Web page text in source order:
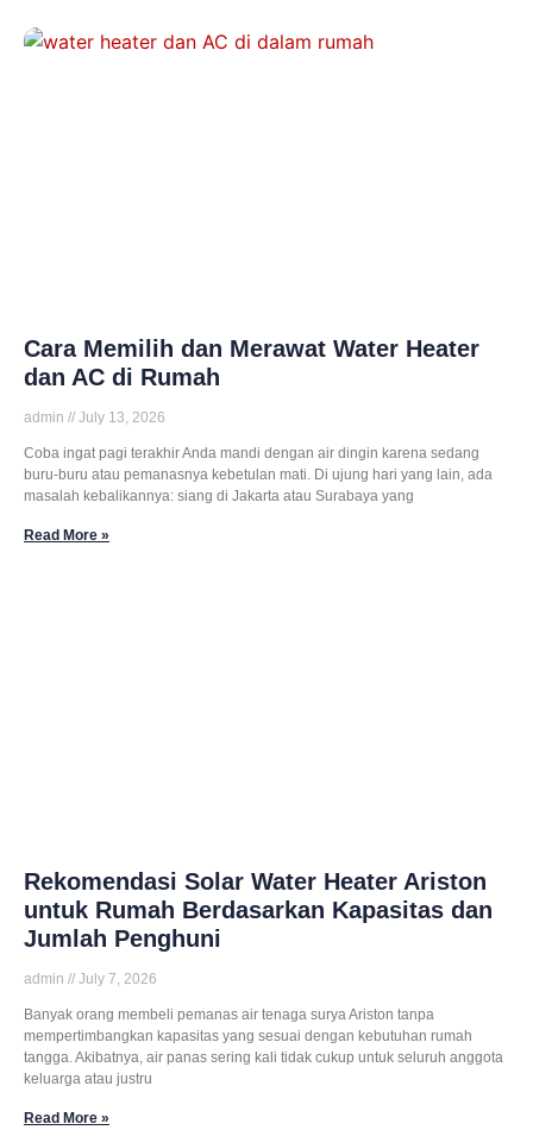
Cara Memilih dan Merawat Water Heater
dan AC di Rumah
admin July 13, 2026
Coba ingat pagi terakhir Anda mandi dengan air dingin karena sedang
buru-buru atau pemanasnya kebetulan mati. Di ujung hari yang lain, ada
masalah kebalikannya: siang di Jakarta atau Surabaya yang
Read More »
Rekomendasi Solar Water Heater Ariston
untuk Rumah Berdasarkan Kapasitas dan
Jumlah Penghuni
admin July 7, 2026
Banyak orang membeli pemanas air tenaga surya Ariston tanpa
mempertimbangkan kapasitas yang sesuai dengan kebutuhan rumah
tangga. Akibatnya, air panas sering kali tidak cukup untuk seluruh anggota
keluarga atau justru
Read More »